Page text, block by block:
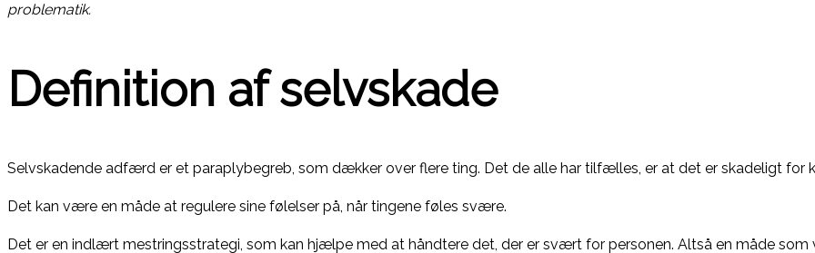
problematik.
Definition af selvskade
Selvskadende adfærd er et paraplybegreb, som dækker over flere ting. Det de alle har tilfælles, er at det er skadeligt for
Det kan være en måde at regulere sine følelser på, når tingene føles svære.
Det er en indlært mestringsstrategi, som kan hjælpe med at håndtere det, der er svært for personen. Altså en måde som